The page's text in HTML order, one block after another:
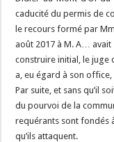
caducité du permis de
le recours formé par
août 2017 à M. A…
construire initial, le juge
a, eu égard à son
Par suite, et sans qu’il
du pourvoi de la
requérants sont fondés
qu’ils attaquent.